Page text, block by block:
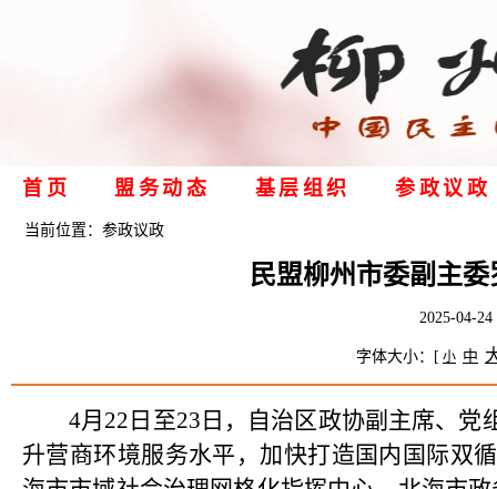
首页 盟务动态 基层组织 参政议政
当前位置： 参政议政
民盟柳州市委副主
2025-04-
字体大小：[ 小 中
4月22日至23日，自治区政协副主席、
升营商环境服务水平，加快打造国内国际双